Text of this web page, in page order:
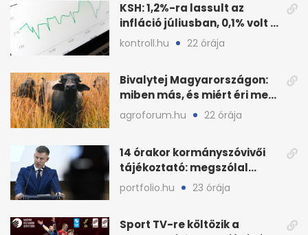
KSH: 1,2%-ra lassult az
infláció júliusban, 0,1% volt a
havi áresés
kontroll.hu 22 órája
Bivalytej Magyarországon:
miben más, és miért éri meg
feldolgozni?
agroforum.hu 22 órája
14 órakor kormányszóvivői
tájékoztató: megszólal
Magyar Péter is
portfolio.hu 23 órája
Sport TV-re költözik a